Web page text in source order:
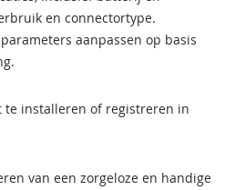
en connectortype.
aanpassen op basis
te installeren of registreren in
van een zorgeloze en handige